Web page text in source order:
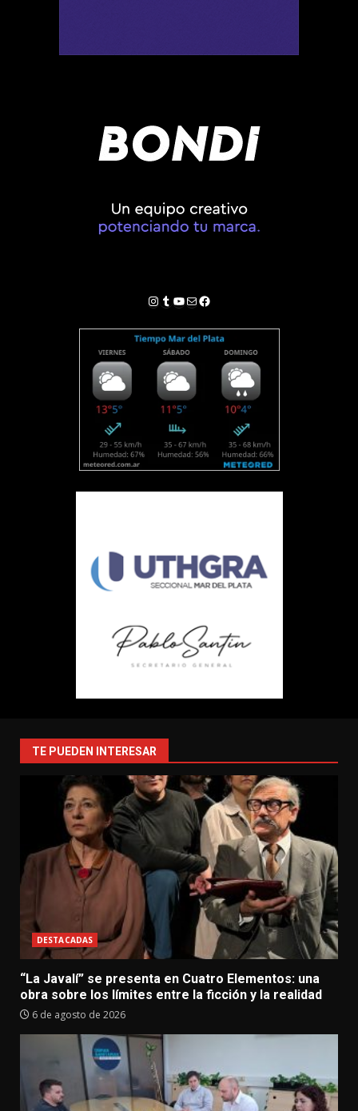
Instagram
Tumblr
YouTube
Correo electrónico
Facebook
TE PUEDEN INTERESAR
DESTACADAS
“La Javalí” se presenta en Cuatro Elementos: una
obra sobre los límites entre la ficción y la realidad
6 de agosto de 2026